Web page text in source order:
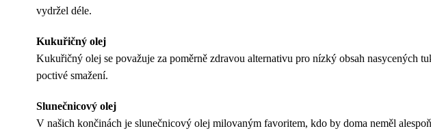
vydržel déle.
Kukuřičný olej
Kukuřičný olej se považuje za poměrně zdravou alternativu pro nízký obsah nasycených
poctivé smažení.
Slunečnicový olej
V našich končinách je slunečnicový olej milovaným favoritem, kdo by doma neměl